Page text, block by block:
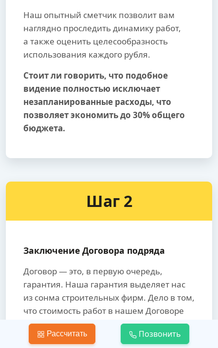
Наш опытный сметчик позволит вам
наглядно проследить динамику работ,
а также оценить целесообразность
использования каждого рубля.
Стоит ли говорить, что подобное
видение полностью исключает
незапланированные расходы, что
позволяет экономить до 30% общего
бюджета.
Шаг 2
Заключение Договора подряда
Договор — это, в первую очередь,
гарантия. Наша гарантия выделяет нас
из сонма строительных фирм. Дело в том,
что стоимость работ в нашем Договоре
фиксированная. Она не изменится
внезапно в ходе работ.
Рассчитать Позвонить